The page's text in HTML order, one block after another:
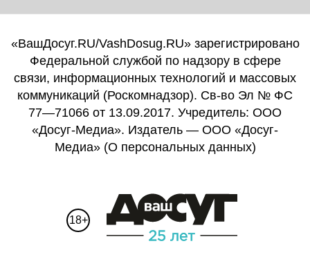
«ВашДосуг.RU/VashDosug.RU» зарегистрировано
Федеральной службой по надзору в сфере
связи, информационных технологий и массовых
коммуникаций (Роскомнадзор). Св-во Эл № ФС
77—71066 от 13.09.2017. Учредитель: ООО
«Досуг-Медиа». Издатель — ООО «Досуг-
Медиа» (О персональных данных)
18+